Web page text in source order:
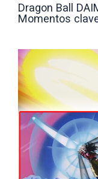
Dragon Ball
Momentos